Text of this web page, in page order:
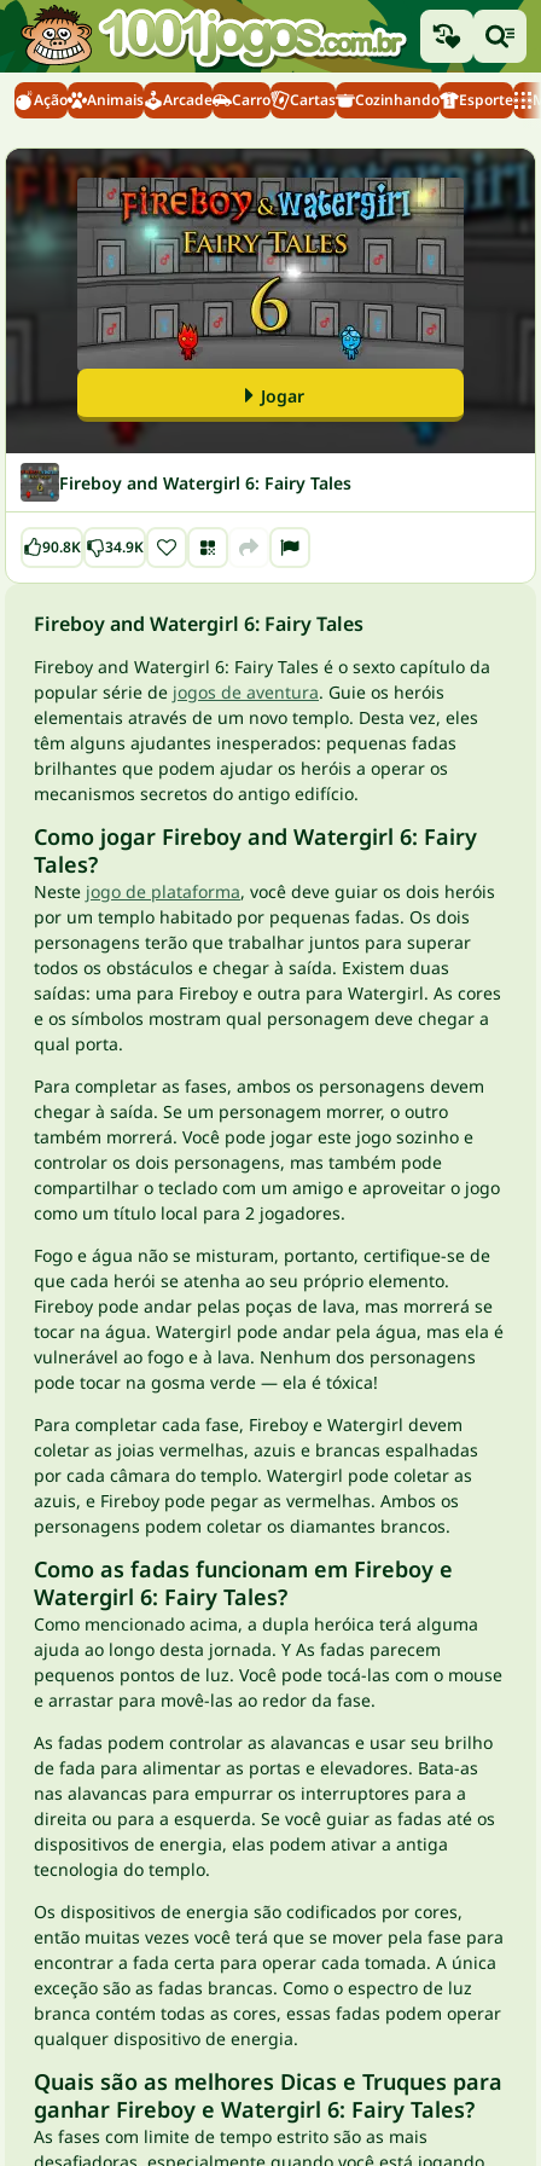
Ação Animais Arcade Carro Cartas Cozinhando Esporte
Jogar
Fireboy and Watergirl 6: Fairy Tales
90.8K 34.9K
Fireboy and Watergirl 6: Fairy Tales
Fireboy and Watergirl 6: Fairy Tales é o sexto capítulo da
popular série de jogos de aventura. Guie os heróis
elementais através de um novo templo. Desta vez, eles
têm alguns ajudantes inesperados: pequenas fadas
brilhantes que podem ajudar os heróis a operar os
mecanismos secretos do antigo edifício.
Como jogar Fireboy and Watergirl 6: Fairy
Tales?
Neste jogo de plataforma, você deve guiar os dois heróis
por um templo habitado por pequenas fadas. Os dois
personagens terão que trabalhar juntos para superar
todos os obstáculos e chegar à saída. Existem duas
saídas: uma para Fireboy e outra para Watergirl. As cores
e os símbolos mostram qual personagem deve chegar a
qual porta.
Para completar as fases, ambos os personagens devem
chegar à saída. Se um personagem morrer, o outro
também morrerá. Você pode jogar este jogo sozinho e
controlar os dois personagens, mas também pode
compartilhar o teclado com um amigo e aproveitar o jogo
como um título local para 2 jogadores.
Fogo e água não se misturam, portanto, certifique-se de
que cada herói se atenha ao seu próprio elemento.
Fireboy pode andar pelas poças de lava, mas morrerá se
tocar na água. Watergirl pode andar pela água, mas ela é
vulnerável ao fogo e à lava. Nenhum dos personagens
pode tocar na gosma verde — ela é tóxica!
Para completar cada fase, Fireboy e Watergirl devem
coletar as joias vermelhas, azuis e brancas espalhadas
por cada câmara do templo. Watergirl pode coletar as
azuis, e Fireboy pode pegar as vermelhas. Ambos os
personagens podem coletar os diamantes brancos.
Como as fadas funcionam em Fireboy e
Watergirl 6: Fairy Tales?
Como mencionado acima, a dupla heróica terá alguma
ajuda ao longo desta jornada. Y As fadas parecem
pequenos pontos de luz. Você pode tocá-las com o mouse
e arrastar para movê-las ao redor da fase.
As fadas podem controlar as alavancas e usar seu brilho
de fada para alimentar as portas e elevadores. Bata-as
nas alavancas para empurrar os interruptores para a
direita ou para a esquerda. Se você guiar as fadas até os
dispositivos de energia, elas podem ativar a antiga
tecnologia do templo.
Os dispositivos de energia são codificados por cores,
então muitas vezes você terá que se mover pela fase para
encontrar a fada certa para operar cada tomada. A única
exceção são as fadas brancas. Como o espectro de luz
branca contém todas as cores, essas fadas podem operar
qualquer dispositivo de energia.
Quais são as melhores Dicas e Truques para
ganhar Fireboy e Watergirl 6: Fairy Tales?
As fases com limite de tempo estrito são as mais